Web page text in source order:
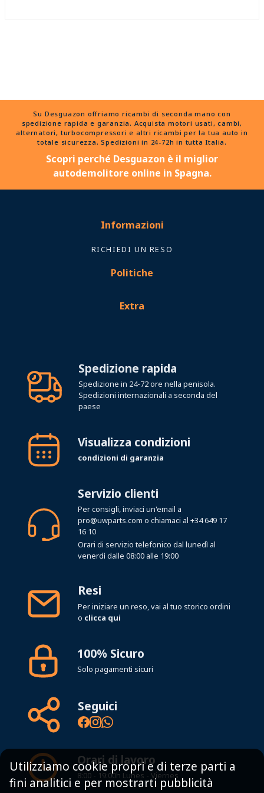
Su Desguazon offriamo ricambi di seconda mano con
spedizione rapida e garanzia. Acquista motori usati, cambi,
alternatori, turbocompressori e altri ricambi per la tua auto in
totale sicurezza. Spedizioni in 24-72h in tutta Italia.
Scopri perché Desguazon è il miglior
autodemolitore online in Spagna.
Informazioni
RICHIEDI UN RESO
Politiche
Extra
Spedizione rapida
Spedizione in 24-72 ore nella penisola.
Spedizioni internazionali a seconda del
paese
Visualizza condizioni
condizioni di garanzia
Servizio clienti
Per consigli, inviaci un'email a
pro@uwparts.com o chiamaci al +34 649 17
16 10
Orari di servizio telefonico dal lunedì al
venerdì dalle 08:00 alle 19:00
Resi
Per iniziare un reso, vai al tuo storico ordini
o clicca qui
100% Sicuro
Solo pagamenti sicuri
Seguici
Orari di lavoro
8:00 - 19:00h Lunes - Viernes
Utilizziamo cookie propri e di terze parti a
fini analitici e per mostrarti pubblicità